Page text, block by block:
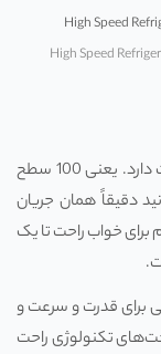
پنکه دستی شیائومی M57 کنترل سرعت بی‌نهایت دارد. یعنی 100 سطح
ثابت. می‌توانید دقیقاً همان جریان
برای خواب راحت تا یک
برای قدرت و سرعت و
تکنولوژی راحت